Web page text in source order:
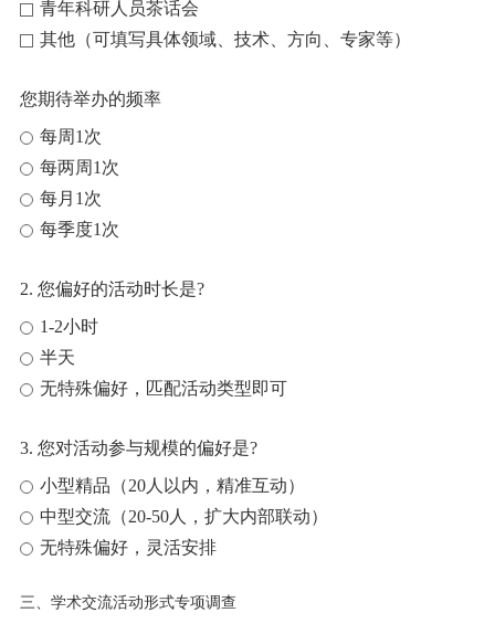
青年科研人员茶话会
其他（可填写具体领域、技术、方向、专家等）
您期待举办的频率
每周1次
每两周1次
每月1次
每季度1次
2. 您偏好的活动时长是?
1-2小时
半天
无特殊偏好，匹配活动类型即可
3. 您对活动参与规模的偏好是?
小型精品（20人以内，精准互动）
中型交流（20-50人，扩大内部联动）
无特殊偏好，灵活安排
三、学术交流活动形式专项调查